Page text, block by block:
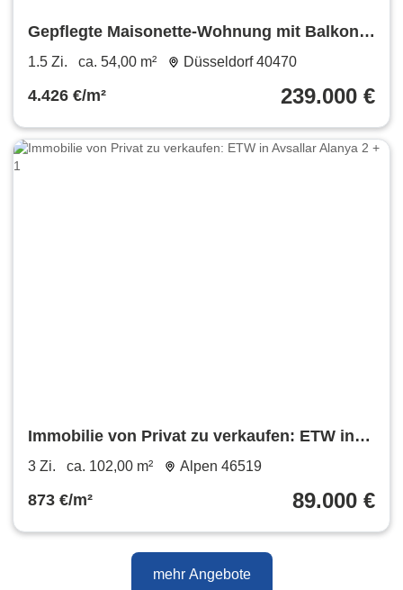
Gepflegte Maisonette-Wohnung mit Balkon
und Blick ins Grüne
1.5 Zi. ca. 54,00 m² Düsseldorf 40470
4.426 €/m² 239.000 €
Immobilie von Privat zu verkaufen: ETW in
Avsallar Alanya 2 + 1
3 Zi. ca. 102,00 m² Alpen 46519
873 €/m² 89.000 €
mehr Angebote